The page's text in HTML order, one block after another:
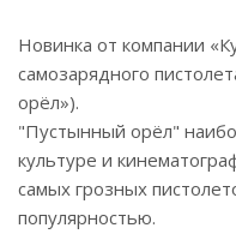
Новинка от компании
самозарядного
орёл»).
"Пустынный орёл"
культуре и
самых грозных
популярностью.